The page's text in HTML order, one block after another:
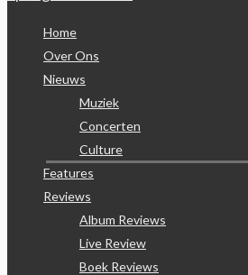
Home
Over Ons
Nieuws
Muziek
Concerten
Culture
Features
Reviews
Album Reviews
Live Review
Boek Reviews